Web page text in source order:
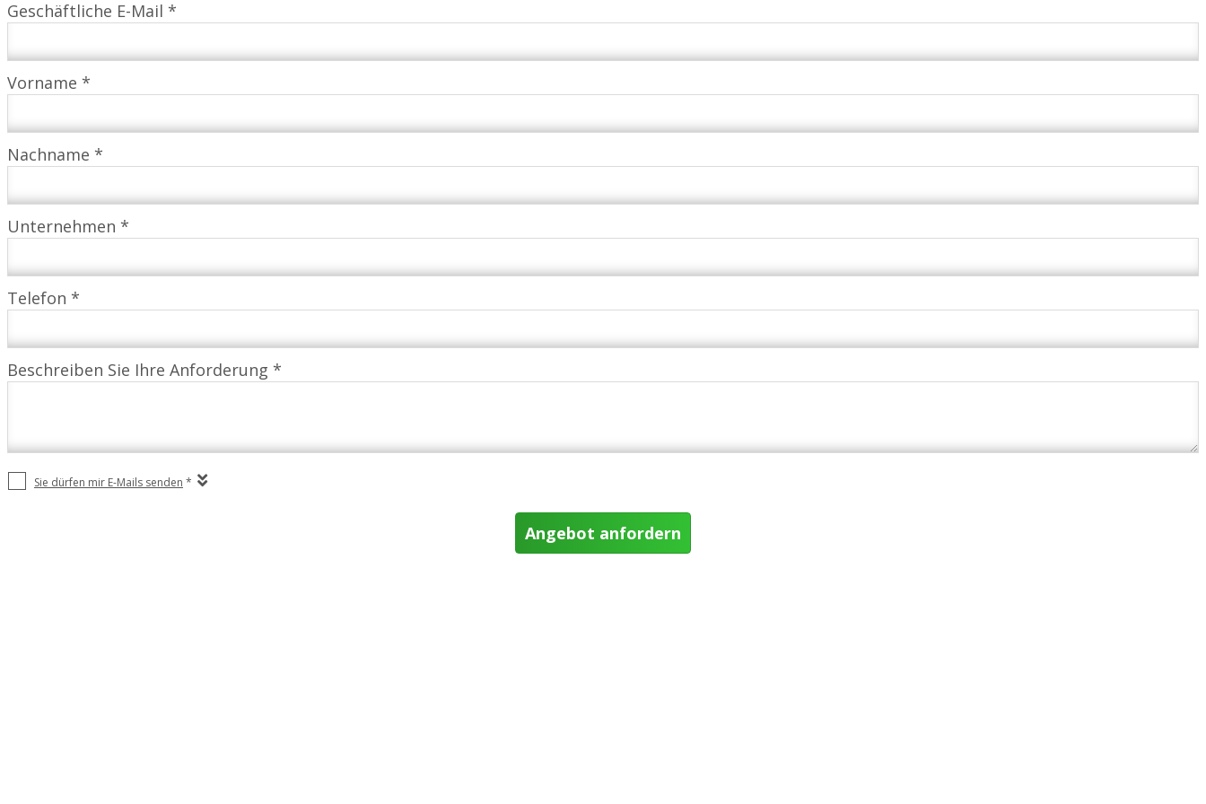
Geschäftliche E-Mail *
Vorname *
Nachname *
Unternehmen *
Telefon *
Beschreiben Sie Ihre Anforderung *
Sie dürfen mir E-Mails senden *
Angebot anfordern